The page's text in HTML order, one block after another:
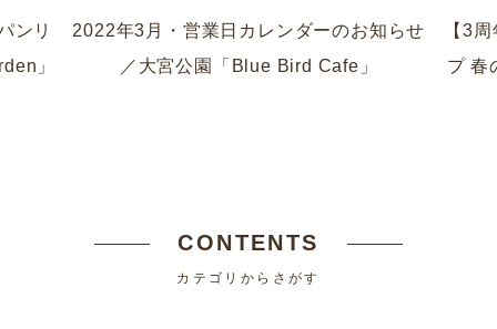
ンリ
」
2022年3月・営業日カレンダーのお知らせ
／大宮公園「Blue Bird Cafe」
【3
プ 春
CONTENTS
カテゴリからさがす